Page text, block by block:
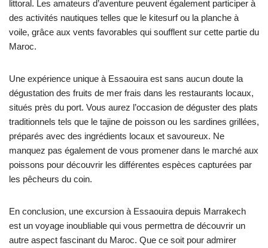
littoral. Les amateurs d’aventure peuvent également participer à
des activités nautiques telles que le kitesurf ou la planche à
voile, grâce aux vents favorables qui soufflent sur cette partie du
Maroc.
Une expérience unique à Essaouira est sans aucun doute la
dégustation des fruits de mer frais dans les restaurants locaux,
situés près du port. Vous aurez l’occasion de déguster des plats
traditionnels tels que le tajine de poisson ou les sardines grillées,
préparés avec des ingrédients locaux et savoureux. Ne
manquez pas également de vous promener dans le marché aux
poissons pour découvrir les différentes espèces capturées par
les pêcheurs du coin.
En conclusion, une excursion à Essaouira depuis Marrakech
est un voyage inoubliable qui vous permettra de découvrir un
autre aspect fascinant du Maroc. Que ce soit pour admirer